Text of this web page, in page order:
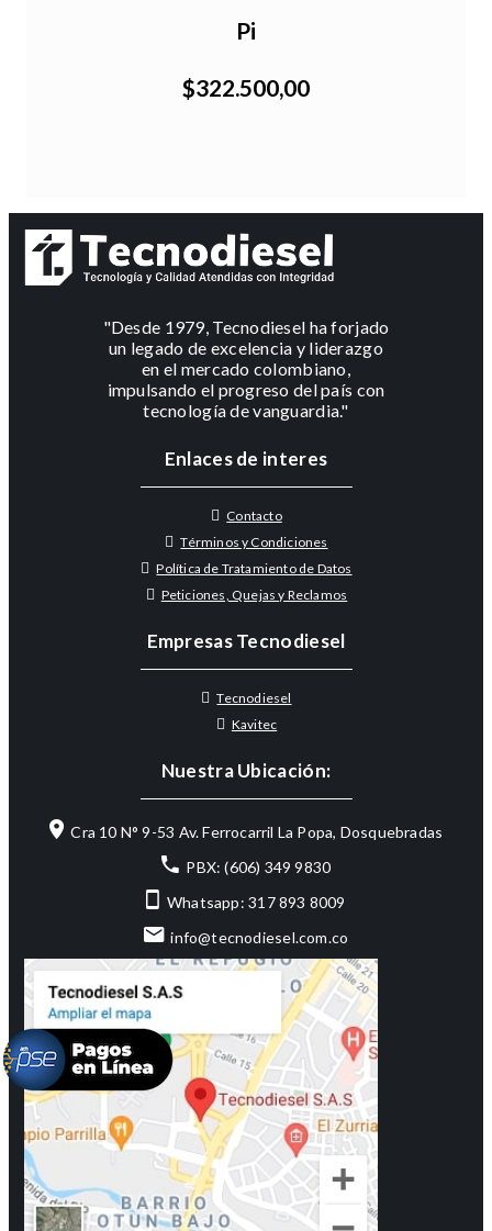
Pi
$322.500,00
"Desde 1979, Tecnodiesel ha forjado
un legado de excelencia y liderazgo
en el mercado colombiano,
impulsando el progreso del país con
tecnología de vanguardia."
Enlaces de interes
Contacto
Términos y Condiciones
Política de Tratamiento de Datos
Peticiones, Quejas y Reclamos
Empresas Tecnodiesel
Tecnodiesel
Kavitec
Nuestra Ubicación:
Cra 10 N° 9-53 Av. Ferrocarril La Popa, Dosquebradas
PBX: (606) 349 9830
Whatsapp: 317 893 8009
info@tecnodiesel.com.co